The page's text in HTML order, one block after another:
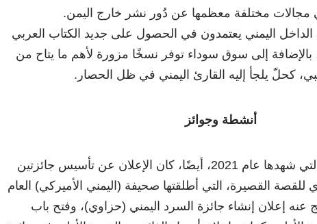
مختلفة معظمها عن دُور نشر خارج اليمن.
الداخل اليمني يعتمدون في الحصول على جديد الكتاب العربي
بالإضافة إلى سوق سوداء توفر نسخًا مزورة لأهم ما يتاح من
كحلّ يلجأ إليه القارئ اليمني في ظل الحصار.
أنشطة وجوائز
من أهم الأحداث الثقافية التي شهدها عام 2021، أيضًا، كان الإعلان عن تأسيس جائزتين
للقصة القصيرة، التي أطلقتها صحيفة (اليمني الأميركي) العام
عنه إعلان إنشاء جائزة السرد اليمني (حزاوي)، وفتح باب